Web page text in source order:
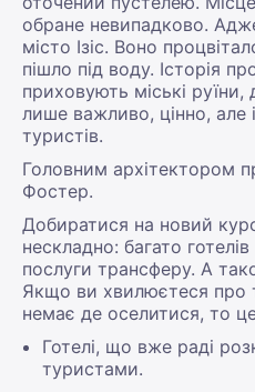
обране невипадково.
місто Ізіс. Воно
пішло під воду. Історія
приховують міські
лише важливо, цінно,
туристів.
Головним архітектором
Фостер.
Добиратися на новий
нескладно: багато
послуги трансферу. А
Якщо ви хвилюєтеся про
немає де оселитися, то
Готелі, що вже раді
туристами.